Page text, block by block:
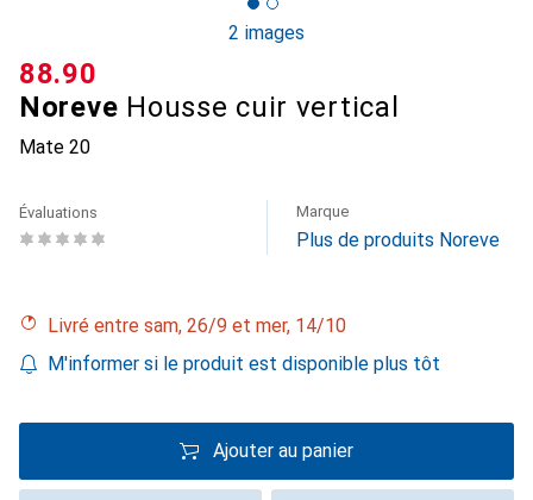
2 images
Noreve Housse cuir vertical
Mate 20
CHF
88.90
Évaluations Marque
Plus de produits Noreve
Livré entre sam, 26/9 et mer, 14/10
M'informer si le produit est disponible plus tôt
Ajouter au panier